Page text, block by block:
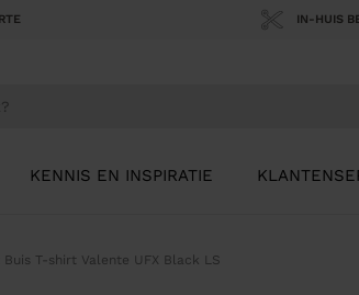
IN-HUIS
KENNIS EN INSPIRATIE
Buis T-shirt Valente UFX Black LS